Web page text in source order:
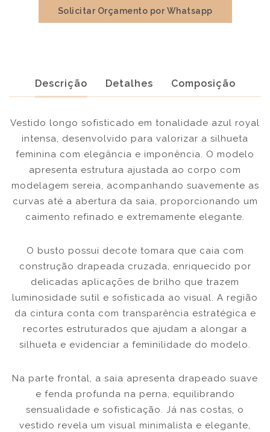
Solicitar Orçamento por Whatsapp
Descrição Detalhes Composição
Vestido longo sofisticado em tonalidade azul royal
intensa, desenvolvido para valorizar a silhueta
feminina com elegância e imponência. O modelo
apresenta estrutura ajustada ao corpo com
modelagem sereia, acompanhando suavemente as
curvas até a abertura da saia, proporcionando um
caimento refinado e extremamente elegante.
O busto possui decote tomara que caia com
construção drapeada cruzada, enriquecido por
delicadas aplicações de brilho que trazem
luminosidade sutil e sofisticada ao visual. A região
da cintura conta com transparência estratégica e
recortes estruturados que ajudam a alongar a
silhueta e evidenciar a feminilidade do modelo.
Na parte frontal, a saia apresenta drapeado suave
e fenda profunda na perna, equilibrando
sensualidade e sofisticação. Já nas costas, o
vestido revela um visual minimalista e elegante,